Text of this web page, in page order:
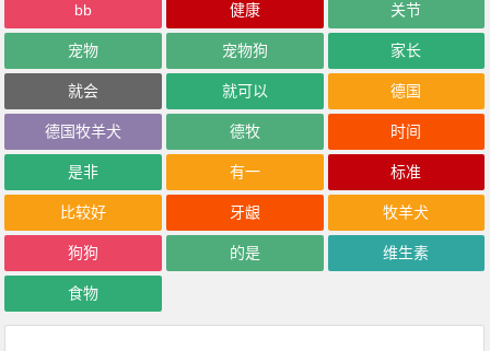
bb 健康 关节
宠物 宠物狗 家长
就会 就可以 德国
德国牧羊犬 德牧 时间
是非 有一 标准
比较好 牙龈 牧羊犬
狗狗 的是 维生素
食物